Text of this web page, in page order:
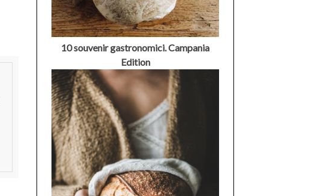
10 souvenir gastronomici. Campania
Edition